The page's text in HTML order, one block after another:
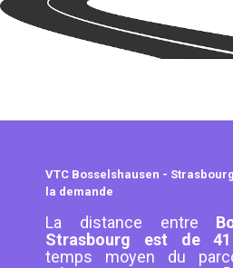
VTC Bosselshausen -
la demande
La distance entre
Strasbourg est de
temps moyen du